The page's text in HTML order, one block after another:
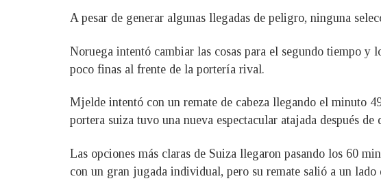
A pesar de generar algunas llegadas de peligro, ninguna
Noruega intentó cambiar las cosas para el segundo tiempo
poco finas al frente de la portería rival.
Mjelde intentó con un remate de cabeza llegando el minuto
portera suiza tuvo una nueva espectacular atajada después
Las opciones más claras de Suiza llegaron pasando los 60
con un gran jugada individual, pero su remate salió a un lado